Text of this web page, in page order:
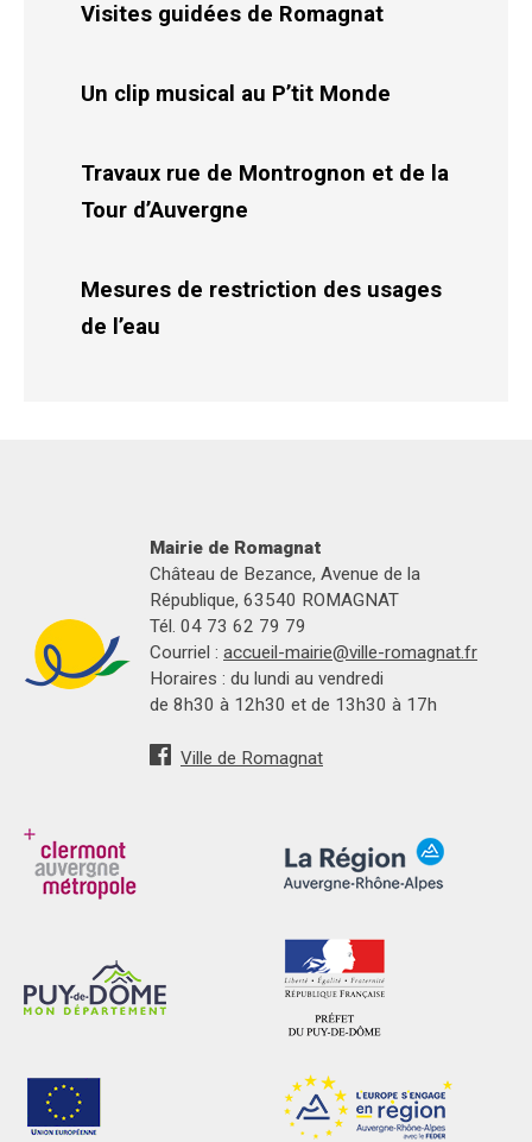
Visites guidées de Romagnat
Un clip musical au P’tit Monde
Travaux rue de Montrognon et de la
Tour d’Auvergne
Mesures de restriction des usages
de l’eau
Mairie de Romagnat
Château de Bezance, Avenue de la
République, 63540 ROMAGNAT
Tél. 04 73 62 79 79
Courriel : accueil-mairie@ville-romagnat.fr
Horaires : du lundi au vendredi
de 8h30 à 12h30 et de 13h30 à 17h
Ville de Romagnat